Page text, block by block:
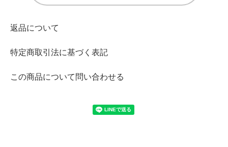
返品について
特定商取引法に基づく表記
この商品について問い合わせる